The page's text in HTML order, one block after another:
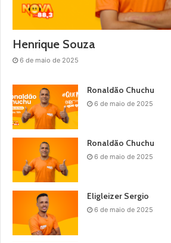
Henrique Souza
6 de maio de 2025
Ronaldão Chuchu
6 de maio de 2025
Ronaldão Chuchu
6 de maio de 2025
Eligleizer Sergio
6 de maio de 2025